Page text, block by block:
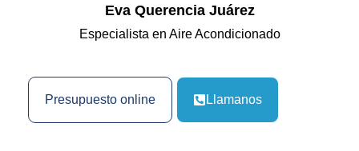
Eva Querencia Juárez
Especialista en Aire Acondicionado
Presupuesto online Llamanos